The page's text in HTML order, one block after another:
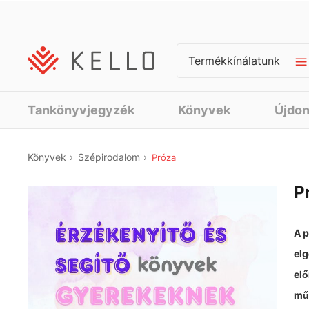
Termékkínálatunk
Tankönyvjegyzék Könyvek
Könyvek Szépirodalom Próza
A